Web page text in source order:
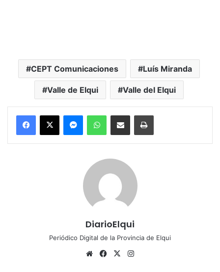
CEPT Comunicaciones Luís Miranda
Valle de Elqui Valle del Elqui
DiarioElqui
Periódico Digital de la Provincia de Elqui
Siti
Fa
X